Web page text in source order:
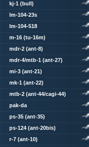
kj-1 (bull)
lm-104-23s
lm-104-518
m-16 (tu-16m)
mdr-2 (ant-8)
mdr-4/mtb-1 (ant-27)
mi-3 (ant-21)
mk-1 (ant-22)
mtb-2 (ant-44/cagi-44)
pak-da
ps-35 (ant-35)
ps-124 (ant-20bis)
r-7 (ant-10)